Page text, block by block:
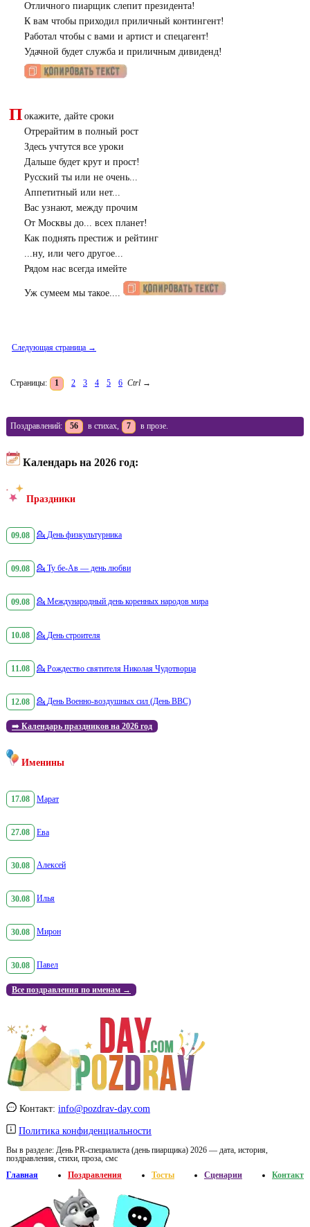
Отличного пиарщик слепит президента!
К вам чтобы приходил приличный контингент!
Работал чтобы с вами и артист и спецагент!
Удачной будет служба и приличным дивиденд!
П окажите, дайте сроки
Отрерайтим в полный рост
Здесь учтутся все уроки
Дальше будет крут и прост!
Русский ты или не очень...
Аппетитный или нет...
Вас узнают, между прочим
От Москвы до... всех планет!
Как поднять престиж и рейтинг
...ну, или чего другое...
Рядом нас всегда имейте
Уж сумеем мы такое....
Следующая страница →
Страницы: 1 2 3 4 5 6 Ctrl →
Поздравлений: 56 в стихах, 7 в прозе.
Календарь на 2026 год:
Праздники
09.08 💁 День физкультурника
09.08 💁 Ту бе-Ав — день любви
09.08 💁 Международный день коренных народов мира
10.08 💁 День строителя
11.08 💁 Рождество святителя Николая Чудотворца
12.08 💁 День Военно-воздушных сил (День ВВС)
➡️ Календарь праздников на 2026 год
Именины
17.08 Марат
27.08 Ева
30.08 Алексей
30.08 Илья
30.08 Мирон
30.08 Павел
Все поздравления по именам →
Контакт: info@pozdrav-day.com
Политика конфиденциальности
Вы в разделе: День PR-специалиста (день пиарщика) 2026 — дата, история,
поздравления, стихи, проза, смс
Главная
Поздравления Тосты Сценарии Контакт